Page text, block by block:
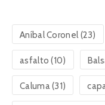
Aníbal Coronel(23)
asfalto (10)
Caluma(31)